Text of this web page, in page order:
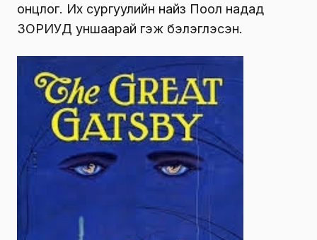
онцлог. Их сургуулийн найз Поол надад
ЗОРИУД уншаарай гэж бэлэглэсэн.